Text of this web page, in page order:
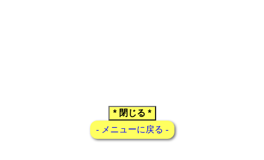
- メニューに戻る -